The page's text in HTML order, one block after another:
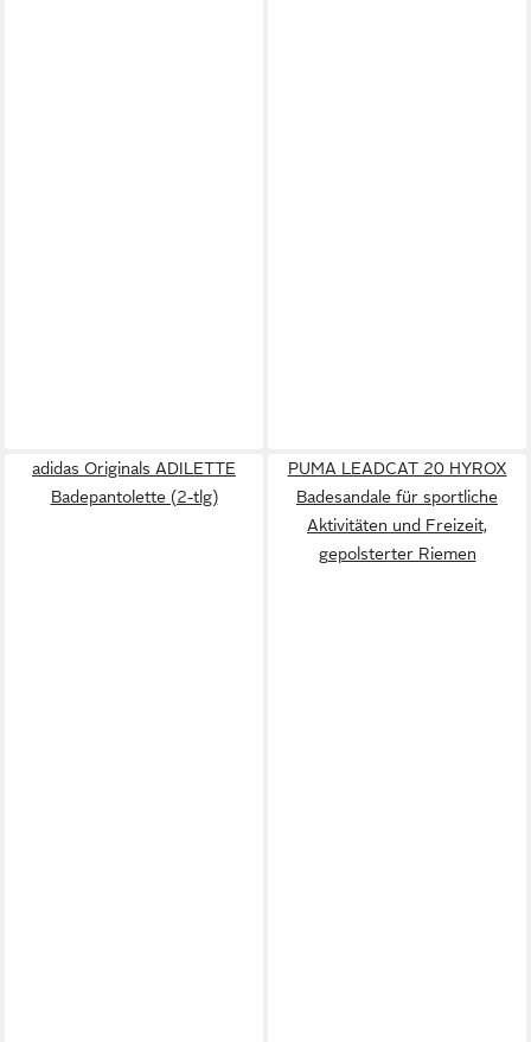
adidas Originals ADILETTE
Badepantolette (2-tlg)
PUMA LEADCAT 20 HYROX
Badesandale für sportliche
Aktivitäten und Freizeit,
gepolsterter Riemen